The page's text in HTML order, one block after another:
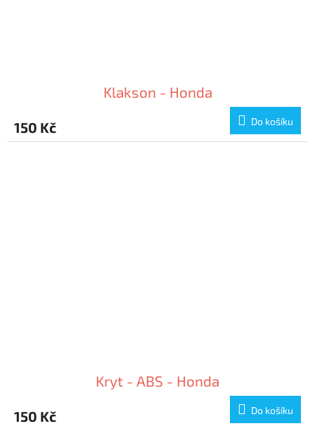
Klakson - Honda
150 Kč Do košíku
Kryt - ABS - Honda
150 Kč Do košíku